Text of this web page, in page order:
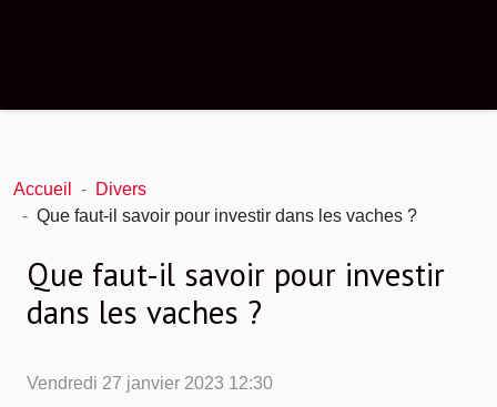
Accueil
Divers
Que faut-il savoir pour investir dans les vaches ?
Que faut-il savoir pour investir
dans les vaches ?
Vendredi 27 janvier 2023 12:30